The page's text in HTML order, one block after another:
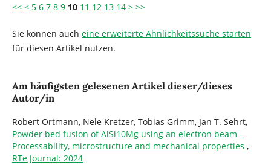
<< < 5 6 7 8 9 10 11 12 13 14 > >>
Sie können auch eine erweiterte Ähnlichkeitssuche starten
für diesen Artikel nutzen.
Am häufigsten gelesenen Artikel dieser/dieses
Autor/in
Robert Ortmann, Nele Kretzer, Tobias Grimm, Jan T. Sehrt,
Powder bed fusion of AlSi10Mg using an electron beam -
Processability, microstructure and mechanical properties ,
RTe Journal: 2024